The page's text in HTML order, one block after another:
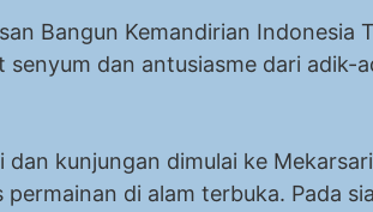
Bangun Kemandirian Indonesia
dan antusiasme dari adik-
tersendiri bagi
dan kunjungan dimulai ke
di alam terbuka. Pada